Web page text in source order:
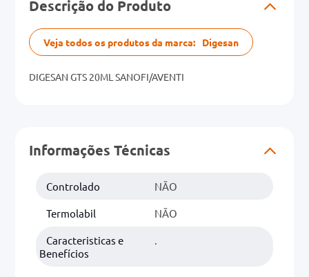
Descrição do Produto
Veja todos os produtos da marca: Digesan
DIGESAN GTS 20ML SANOFI/AVENTI
Informações Técnicas
Controlado NÃO
Termolabil NÃO
Caracteristicas e
Benefícios
.
rosuvastatina 20mg
dipirona
absorvente
vitamina d
10º teste gravidez